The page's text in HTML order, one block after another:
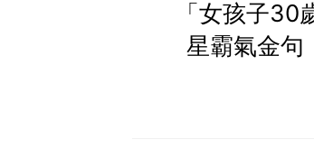
「女孩子
星霸氣金句